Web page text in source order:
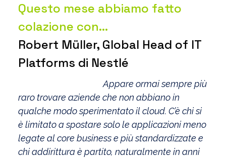
Questo mese abbiamo fatto
colazione con…
Robert Müller, Global Head of IT
Platforms di Nestlé
Appare ormai sempre più
raro trovare aziende che non abbiano in
qualche modo sperimentato il cloud. C’è chi si
è limitato a spostare solo le applicazioni meno
legate al core business e più standardizzate e
chi addirittura è partito, naturalmente in anni